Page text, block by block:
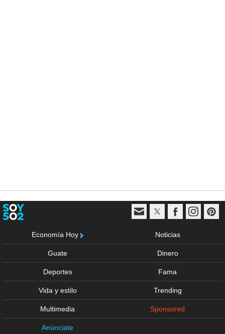
Economía Hoy Noticias
Guate Dinero
Deportes Fama
Vida y estilo Trending
Multimedia Sponsored
Anúnciate